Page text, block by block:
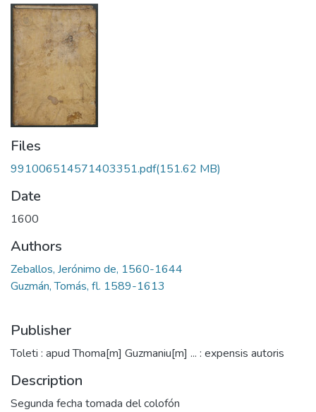
Files
991006514571403351.pdf(151.62 MB)
Date
1600
Authors
Zeballos, Jerónimo de, 1560-1644
Guzmán, Tomás, fl. 1589-1613
Publisher
Toleti : apud Thoma[m] Guzmaniu[m] ... : expensis autoris
Description
Segunda fecha tomada del colofón